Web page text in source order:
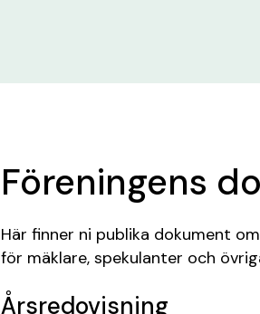
Föreningens
Här finner ni publika dokument
för mäklare, spekulanter och
Årsredovisning